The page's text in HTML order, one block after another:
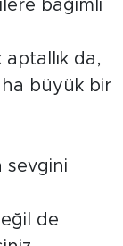
bağımlı
aptallık da,
büyük bir
sevgini
de